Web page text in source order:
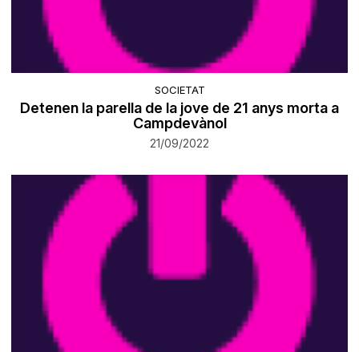
SOCIETAT
Detenen la parella de la jove de 21 anys morta a
Campdevànol
21/09/2022